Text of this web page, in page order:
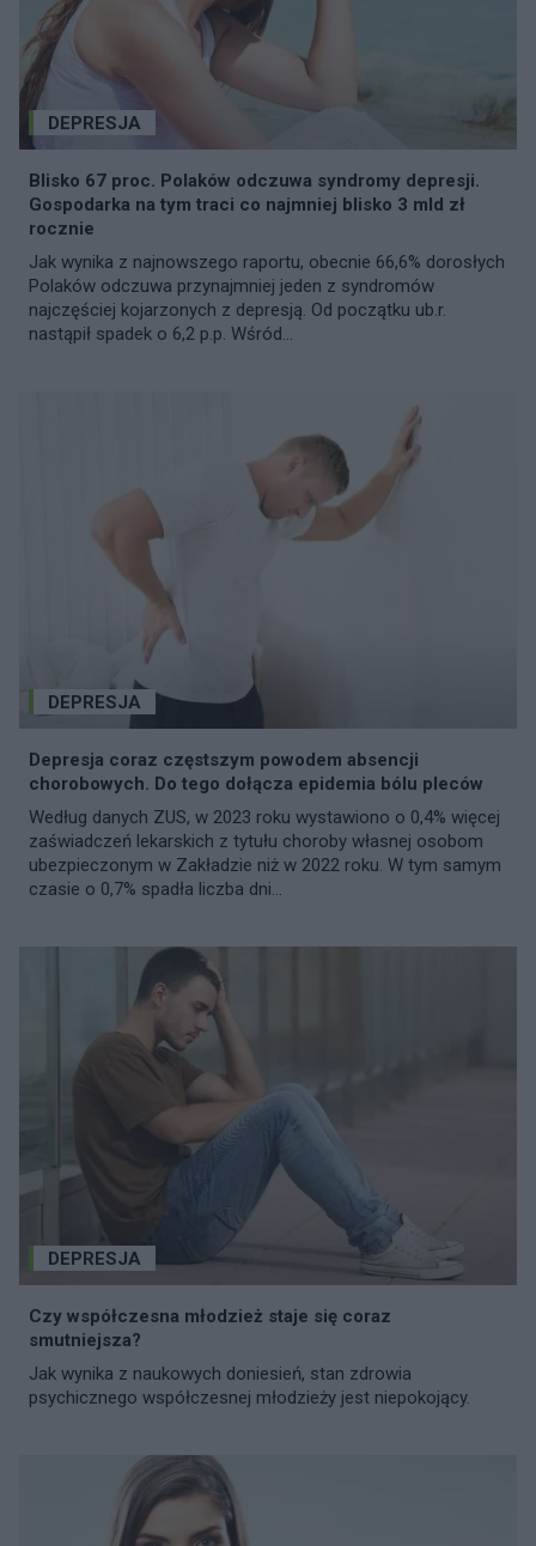
DEPRESJA
Blisko 67 proc. Polaków odczuwa syndromy depresji.
Gospodarka na tym traci co najmniej blisko 3 mld zł
rocznie
Jak wynika z najnowszego raportu, obecnie 66,6% dorosłych
Polaków odczuwa przynajmniej jeden z syndromów
najczęściej kojarzonych z depresją. Od początku ub.r.
nastąpił spadek o 6,2 p.p. Wśród...
DEPRESJA
Depresja coraz częstszym powodem absencji
chorobowych. Do tego dołącza epidemia bólu pleców
Według danych ZUS, w 2023 roku wystawiono o 0,4% więcej
zaświadczeń lekarskich z tytułu choroby własnej osobom
ubezpieczonym w Zakładzie niż w 2022 roku. W tym samym
czasie o 0,7% spadła liczba dni...
DEPRESJA
Czy współczesna młodzież staje się coraz
smutniejsza?
Jak wynika z naukowych doniesień, stan zdrowia
psychicznego współczesnej młodzieży jest niepokojący.